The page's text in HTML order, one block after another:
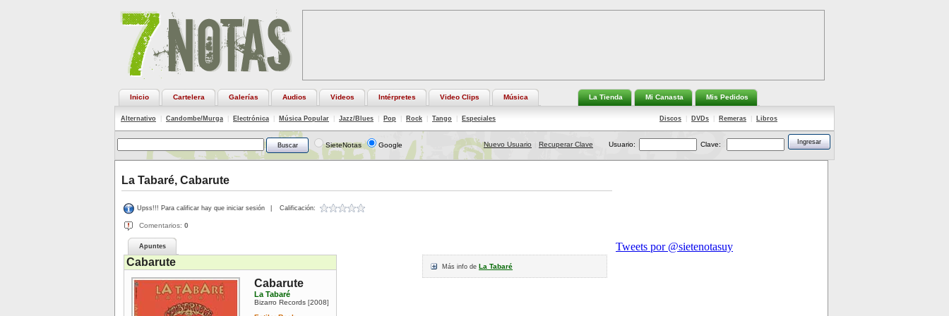
Inicio Cartelera Galerías Audios Videos Intérpretes Video Clips Música La Tienda Mi Canasta Mis Pedidos
Alternativo Candombe/Murga Electrónica Música Popular Jazz/Blues Pop Rock Tango Especiales Discos DVDs Remeras Libros
SieteNotas Google Nuevo Usuario Recuperar Clave Usuario: Clave:
La Tabaré, Cabarute
Upss!!! Para calificar hay que iniciar sesión Calificación:
Comentarios: 0
Apuntes
Más info de La Tabaré
Cabarute
Cabarute
La Tabaré
Bizarro Records [2008]